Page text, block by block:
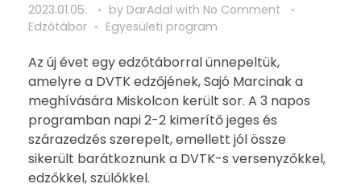
2023.01.05. by DarAdal with No Comment
Edzőtábor
Egyesületi program
Az új évet egy edzőtáborral ünnepeltük,
amelyre a DVTK edzőjének, Sajó Marcinak a
meghívására Miskolcon került sor. A 3 napos
programban napi 2-2 kimerítő jeges és
szárazedzés szerepelt, emellett jól össze
sikerült barátkoznunk a DVTK-s versenyzőkkel,
edzőkkel, szülőkkel.